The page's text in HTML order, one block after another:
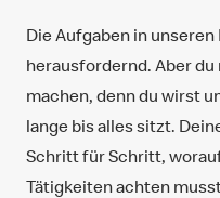
Die Aufgaben in
herausfordernd. Aber
machen, denn du wirst
lange bis alles sitzt.
Schritt für Schritt,
Tätigkeiten achten